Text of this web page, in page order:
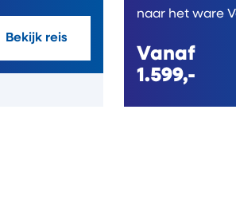
Bekijk reis
naar het ware
Vanaf
1.599,-